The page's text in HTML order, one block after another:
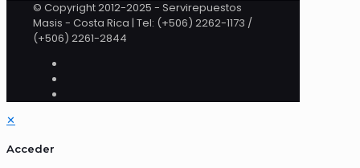
© Copyright 2012-2025 - Servirepuestos
Masis - Costa Rica | Tel: (+506) 2262-1173 /
(+506) 2261-2844
✕
Acceder